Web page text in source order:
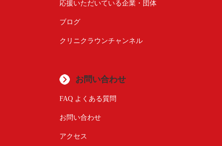
応援いただいている企業・団体
ブログ
クリニクラウンチャンネル
お問い合わせ
FAQ よくある質問
お問い合わせ
アクセス